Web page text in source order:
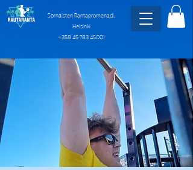
Sörnäisten Rantapromenadi,
Helsinki
+358 45 783 45001